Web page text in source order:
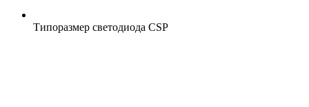
Типоразмер светодиода CSP